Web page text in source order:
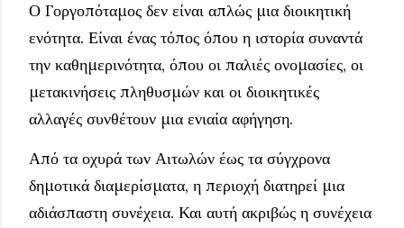
Ο Γοργοπόταμος δεν είναι απλώς μια διοικητική
ενότητα. Είναι ένας τόπος όπου η ιστορία συναντά
την καθημερινότητα, όπου οι παλιές ονομασίες, οι
μετακινήσεις πληθυσμών και οι διοικητικές
αλλαγές συνθέτουν μια ενιαία αφήγηση.
Από τα οχυρά των Αιτωλών έως τα σύγχρονα
δημοτικά διαμερίσματα, η περιοχή διατηρεί μια
αδιάσπαστη συνέχεια. Και αυτή ακριβώς η συνέχεια